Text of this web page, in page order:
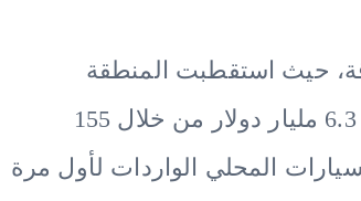
حيث استقطبت المنطقة
الاقتصادية لقناة السويس استثمارات جديدة بقيمة 6.3 مليار دولار من خلال 155
إنتاج السيارات المحلي الواردات لأول مرة